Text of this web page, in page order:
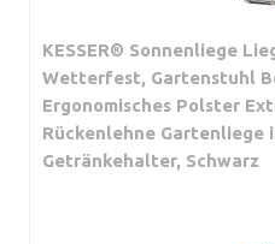
KESSER® Sonnenliege
Wetterfest, Gartenstuhl
Ergonomisches Polster
Rückenlehne Gartenliege
Getränkehalter, Schwarz